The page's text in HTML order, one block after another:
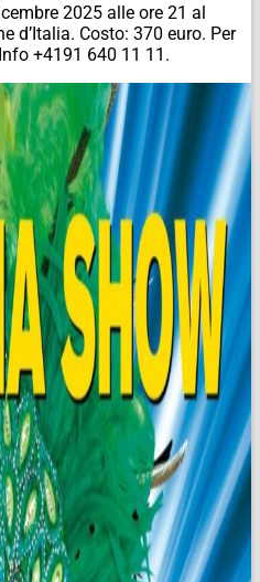
2025 alle ore 21 al
d’Italia. Costo: 370 euro. Per
+4191 640 11 11.